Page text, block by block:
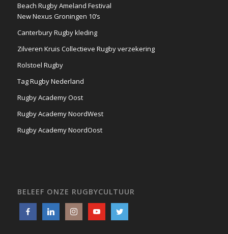
Beach Rugby Ameland Festival
New Nexus Groningen 10’s
Canterbury Rugby kleding
Zilveren Kruis Collectieve Rugby verzekering
Rolstoel Rugby
Tag Rugby Nederland
Rugby Academy Oost
Rugby Academy NoordWest
Rugby Academy NoordOost
BELEEF ONZE RUGBYCULTUUR